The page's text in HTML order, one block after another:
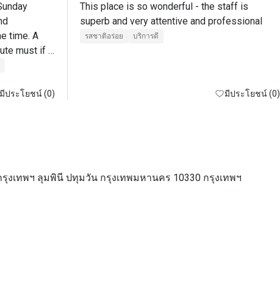
time. A
must if
มีประโยชน์ (0)
This place is so wonderful - the staff is
รสชาติอร่อย บริการดี
มีประโยชน์ (0)
งเทพฯ ลุมพินี ปทุมวัน กรุงเทพมหานคร 10330 กรุงเทพฯ